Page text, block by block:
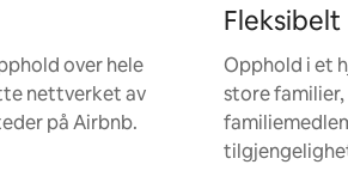
over hele
nettverket av
på Airbnb.
Fleksibelt
Opphold i et
store